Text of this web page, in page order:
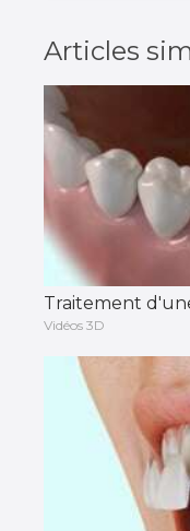
Articles
Traitement
Vidéos 3D